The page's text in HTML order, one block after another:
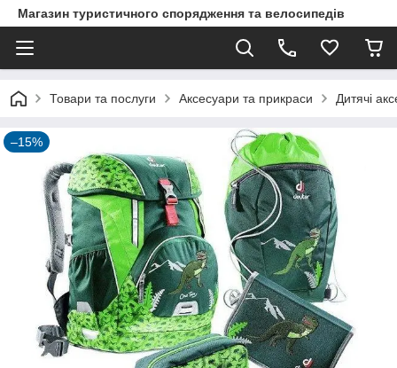
Магазин туристичного спорядження та велосипедів
Товари та послуги Аксесуари та прикраси Дитячі
–15%